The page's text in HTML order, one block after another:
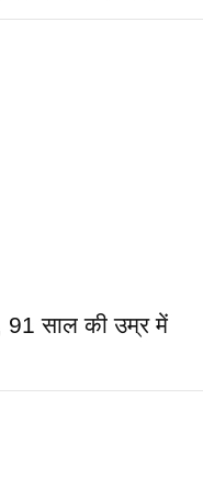
91 साल की उम्र में